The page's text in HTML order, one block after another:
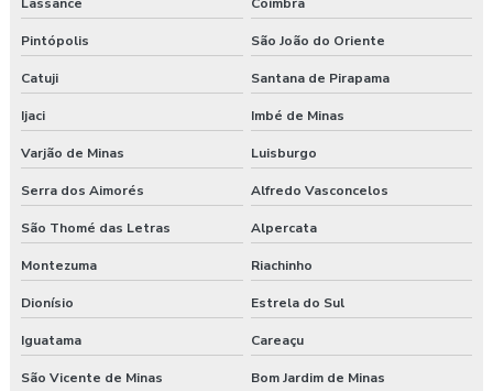
Pintópolis São João do Oriente
Catuji Santana de Pirapama
Ijaci Imbé de Minas
Varjão de Minas Luisburgo
Serra dos Aimorés Alfredo Vasconcelos
São Thomé das Letras Alpercata
Montezuma Riachinho
Dionísio Estrela do Sul
Iguatama Careaçu
São Vicente de Minas Bom Jardim de Minas